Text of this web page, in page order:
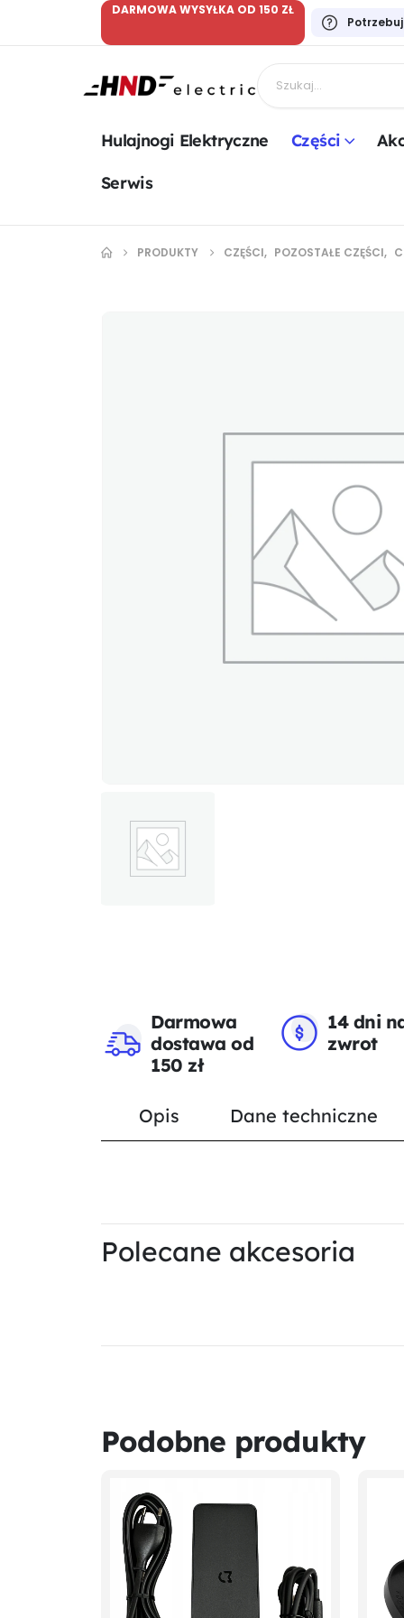
DARMOWA WYSYŁKA OD 150 ZŁ
Hulajnogi Elektryczne Części
Serwis
PRODUKTY CZĘŚCI, POZOSTAŁE CZĘŚCI,
Darmowa
dostawa od
150 zł
14 dni
zwrot
Opis Dane techniczne
Polecane akcesoria
Podobne produkty